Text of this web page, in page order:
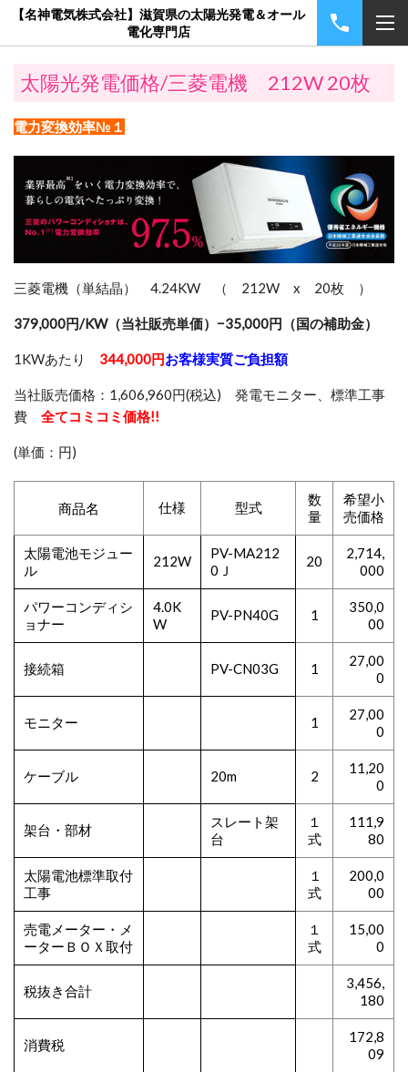
【名神電気株式会社】滋賀県の太陽光発電＆オール
電化専門店
太陽光発電価格/三菱電機 212W 20枚
電力変換効率№１
三菱電機（単結晶） 4.24KW （ 212W x 20枚 ）
379,000円/KW（当社販売単価）−35,000円（国の補助金）
1KWあたり 344,000円お客様実質ご負担額
当社販売価格：1,606,960円(税込) 発電モニター、標準工事
費 全てコミコミ価格!!
(単価：円)
商品名 仕様 型式
数
量
希望小
売価格
太陽電池モジュー
ル
212W
PV-MA212
0Ｊ
20
2,714,
000
パワーコンディシ
ョナー
4.0K
W
PV-PN40G 1
350,0
00
接続箱 PV-CN03G 1
27,00
0
モニター 1
27,00
0
ケーブル 20m 2
11,20
0
架台・部材
スレート架
台
１
式
111,9
80
太陽電池標準取付
工事
１
式
200,0
00
売電メーター・メ
ーターＢＯＸ取付
１
式
15,00
0
税抜き合計
3,456,
180
消費税
172,8
09